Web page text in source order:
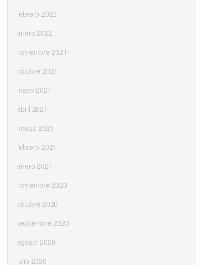
febrero 2022
enero 2022
noviembre 2021
octubre 2021
mayo 2021
abril 2021
marzo 2021
febrero 2021
enero 2021
noviembre 2020
octubre 2020
septiembre 2020
agosto 2020
julio 2020